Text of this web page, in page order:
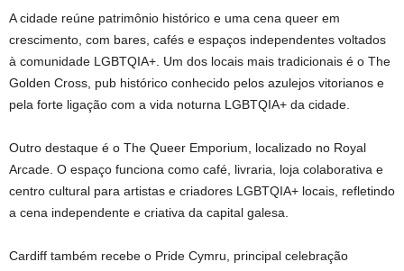
A cidade reúne patrimônio histórico e uma cena queer em
crescimento, com bares, cafés e espaços independentes voltados
à comunidade LGBTQIA+. Um dos locais mais tradicionais é o The
Golden Cross, pub histórico conhecido pelos azulejos vitorianos e
pela forte ligação com a vida noturna LGBTQIA+ da cidade.
Outro destaque é o The Queer Emporium, localizado no Royal
Arcade. O espaço funciona como café, livraria, loja colaborativa e
centro cultural para artistas e criadores LGBTQIA+ locais, refletindo
a cena independente e criativa da capital galesa.
Cardiff também recebe o Pride Cymru, principal celebração